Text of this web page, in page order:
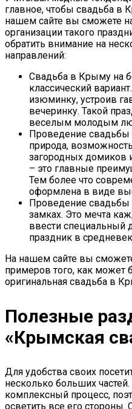
главное, чтобы свадьба в
нашем сайте вы сможете
организации такого
обратить внимание на
направлений:
Свадьба в Крыму на
классический
изюминку, устроив
вечеринку. Такой
веселым молодым
Проведение свадьбы
природа,
загородных домиков
– это главные
Тем более что
оформлена в виде
Проведение свадьбы
замках. Это мечта
ввести специальный
праздник в
На нашем сайте вы
примеров того, как может
оригинальная свадьба в
Полезные
«Крымская
Для удобства своих
несколько больших
комплексный процесс,
осветить все его